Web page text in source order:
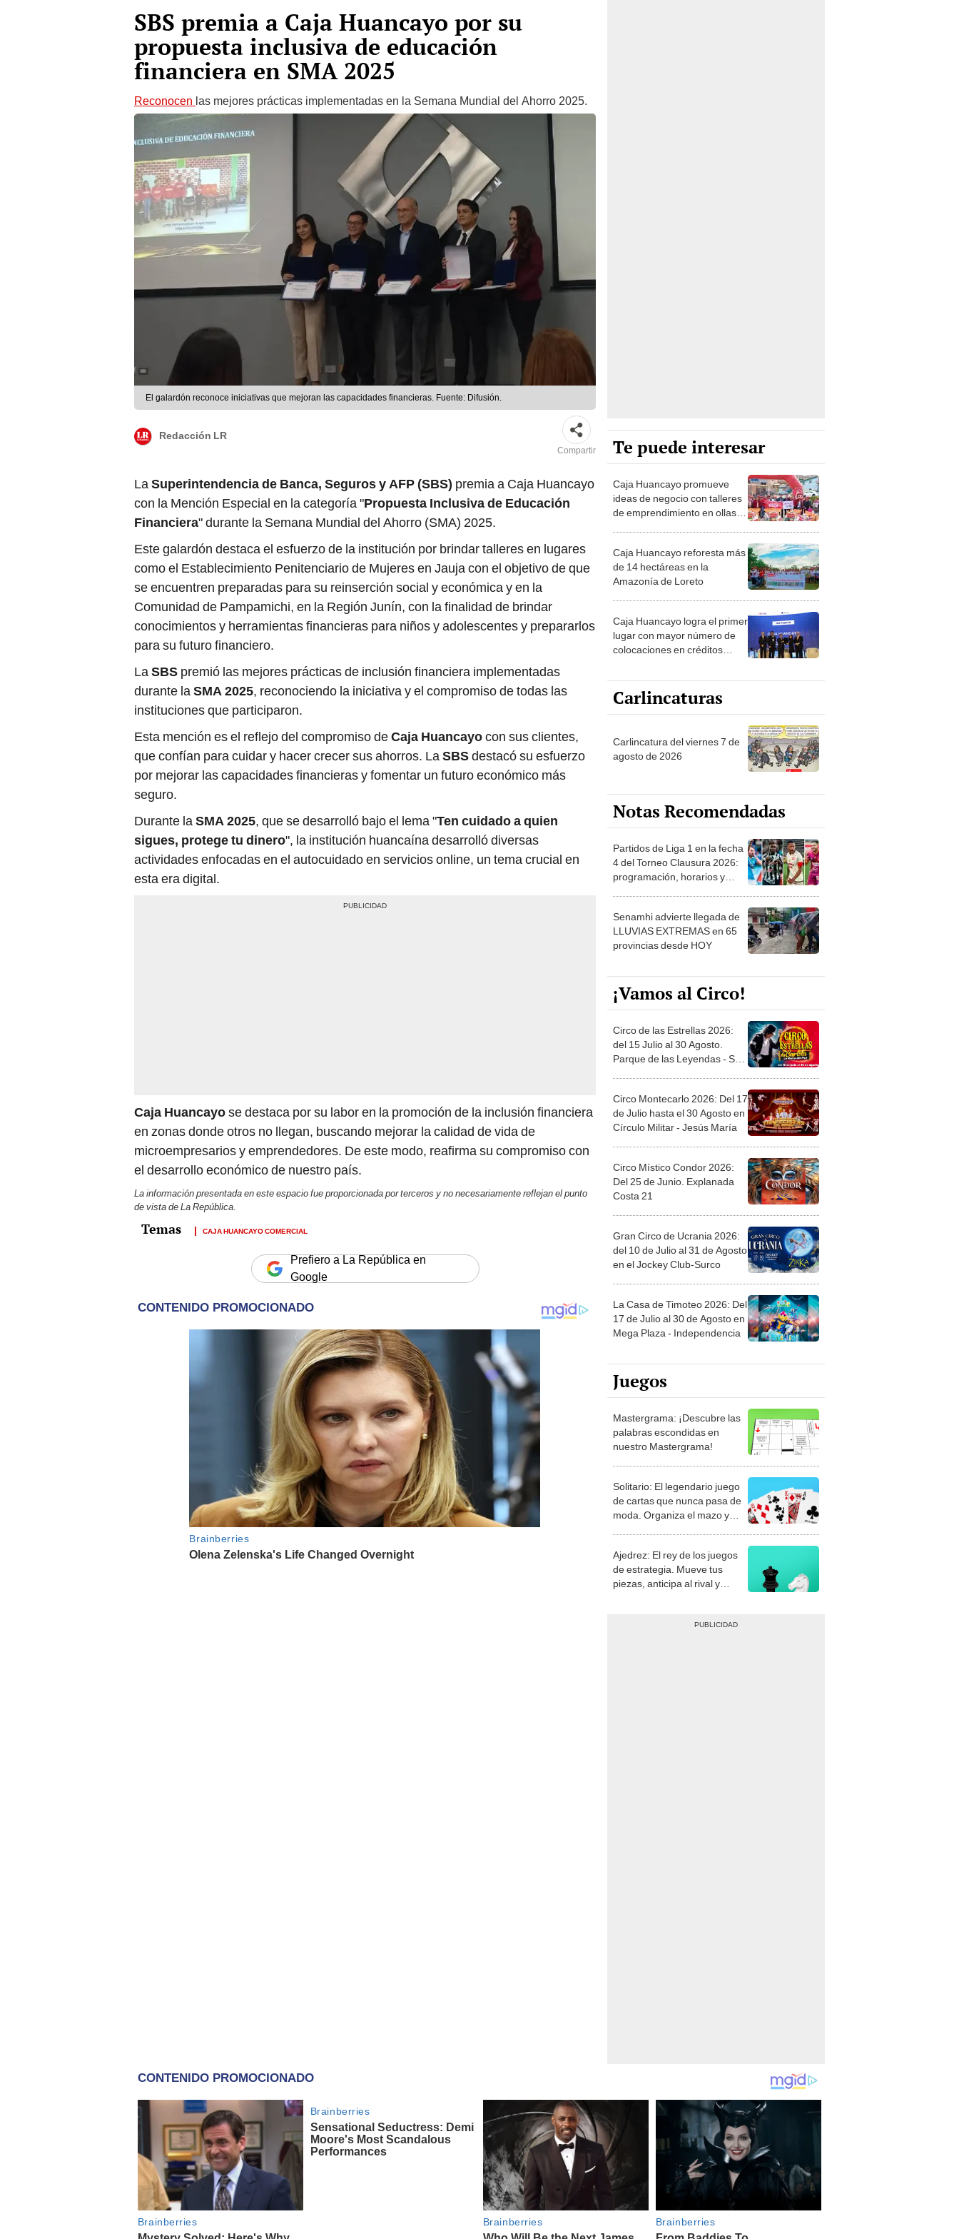
SBS premia a Caja Huancayo por su
propuesta inclusiva de educación
financiera en SMA 2025
Reconocen las mejores prácticas implementadas en la Semana Mundial del Ahorro 2025.
El galardón reconoce iniciativas que mejoran las capacidades financieras. Fuente: Difusión.
Redacción LR
Compartir
LaSuperintendencia de Banca, Seguros y AFP (SBS) premia a Caja Huancayo
con la Mención Especial en la categoría "Propuesta Inclusiva de Educación
Financiera" durante la Semana Mundial del Ahorro (SMA) 2025.
Este galardón destaca el esfuerzo de la institución por brindar talleres en lugares
como el Establecimiento Penitenciario de Mujeres en Jauja con el objetivo de que
se encuentren preparadas para su reinserción social y económica y en la
Comunidad de Pampamichi, en la Región Junín, con la finalidad de brindar
conocimientos y herramientas financieras para niños y adolescentes y prepararlos
para su futuro financiero.
LaSBS premió las mejores prácticas de inclusión financiera implementadas
durante laSMA 2025, reconociendo la iniciativa y el compromiso de todas las
instituciones que participaron.
Esta mención es el reflejo del compromiso deCaja Huancayocon sus clientes,
que confían para cuidar y hacer crecer sus ahorros. LaSBSdestacó su esfuerzo
por mejorar las capacidades financieras y fomentar un futuro económico más
seguro.
Durante laSMA 2025, que se desarrolló bajo el lema "Ten cuidado a quien
sigues, protege tu dinero", la institución huancaína desarrolló diversas
actividades enfocadas en el autocuidado en servicios online, un tema crucial en
esta era digital.
Caja Huancayose destaca por su labor en la promoción de la inclusión financiera
en zonas donde otros no llegan, buscando mejorar la calidad de vida de
microempresarios y emprendedores. De este modo, reafirma su compromiso con
el desarrollo económico de nuestro país.
La información presentada en este espacio fue proporcionada por terceros y no necesariamente reflejan el punto
de vista de La República.
CAJA HUANCAYO COMERCIAL
Prefiero a La República en
Google
Te puede interesar
Caja Huancayo promueve
ideas de negocio con talleres
de emprendimiento en ollas
Caja Huancayo reforesta más
de 14 hectáreas en la
Amazonía de Loreto
Caja Huancayo logra el primer
lugar con mayor número de
colocaciones en créditos
Carlincaturas
Carlincatura del viernes 7 de
agosto de 2026
Notas Recomendadas
Partidos de Liga 1 en la fecha
4 del Torneo Clausura 2026:
programación, horarios y
Senamhi advierte llegada de
LLUVIAS EXTREMAS en 65
provincias desde HOY
¡Vamos al Circo!
Circo de las Estrellas 2026:
del 15 Julio al 30 Agosto.
Parque de las Leyendas - San
Circo Montecarlo 2026: Del 17
de Julio hasta el 30 Agosto en
Círculo Militar - Jesús María
Circo Místico Condor 2026:
Del 25 de Junio. Explanada
Costa 21
Gran Circo de Ucrania 2026:
del 10 de Julio al 31 de Agosto
en el Jockey Club-Surco
La Casa de Timoteo 2026: Del
17 de Julio al 30 de Agosto en
Mega Plaza - Independencia
Juegos
Mastergrama: ¡Descubre las
palabras escondidas en
nuestro Mastergrama!
Solitario: El legendario juego
de cartas que nunca pasa de
moda. Organiza el mazo y
Ajedrez: El rey de los juegos
de estrategia. Mueve tus
piezas, anticipa al rival y